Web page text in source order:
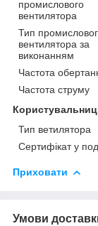
промислового
вентилятора
Тип
вентилятора за
виконанням
Частота
Частота струму
Тип ветилятора
Сертифікат у
Приховати
Умови